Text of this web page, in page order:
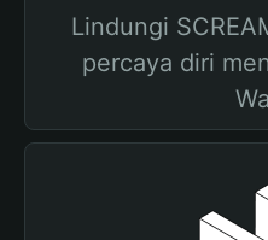
Lindungi
percaya diri